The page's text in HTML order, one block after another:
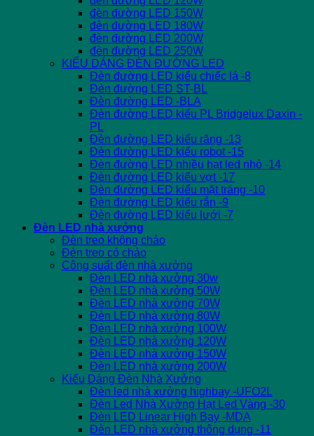
đèn đường LED 150W
đèn đường LED 180W
đèn đường LED 200W
đèn đường LED 250W
KIỂU DÁNG ĐÈN ĐƯỜNG LED
Đèn đường LED kiểu chiếc lá -8
Đèn đường LED ST-BL
Đèn đường LED -BLA
Đèn đường LED kiểu PL Bridgelux Daxin -
PL
Đèn đường LED kiểu răng -13
Đèn đường LED kiểu robot -15
Đèn đường LED nhiều hạt led nhỏ -14
Đèn đường LED kiểu vợt -17
Đèn đường LED kiểu mặt trăng -10
Đèn đường LED kiểu rắn -9
Đèn đường LED kiểu lưới -7
Đèn LED nhà xưởng
Đèn treo không chảo
Đèn treo có chảo
Công suất đèn nhà xưởng
Đèn LED nhà xưởng 30w
Đèn LED nhà xưởng 50W
Đèn LED nhà xưởng 70W
Đèn LED nhà xưởng 80W
Đèn LED nhà xưởng 100W
Đèn LED nhà xưởng 120W
Đèn LED nhà xưởng 150W
Đèn LED nhà xưởng 200W
Kiểu Dáng Đèn Nhà Xưởng
Đèn led nhà xưởng highbay -UFO2L
Đèn Led Nhà Xưởng Hạt Led Vàng -30
Đèn LED Linear High Bay -MDA
Đèn LED nhà xưởng thông dụng -11